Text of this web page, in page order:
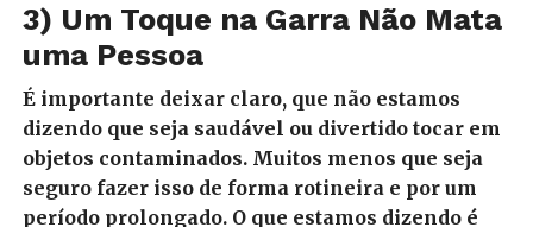
3) Um Toque na Garra Não Mata
uma Pessoa
É importante deixar claro, que não estamos
dizendo que seja saudável ou divertido tocar em
objetos contaminados. Muitos menos que seja
seguro fazer isso de forma rotineira e por um
período prolongado. O que estamos dizendo é